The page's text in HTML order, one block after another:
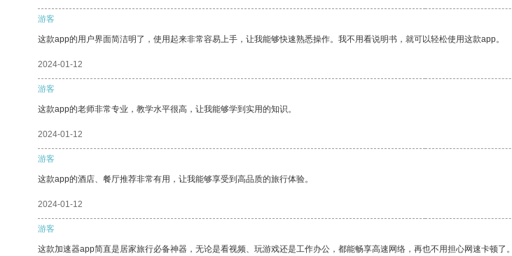
游客
这款app的用户界面简洁明了，使用起来非常容易上手，让我能够快速熟悉操作。我不用看说明书，就可以轻松使用这款app。
2024-01-12
游客
这款app的老师非常专业，教学水平很高，让我能够学到实用的知识。
2024-01-12
游客
这款app的酒店、餐厅推荐非常有用，让我能够享受到高品质的旅行体验。
2024-01-12
游客
这款加速器app简直是居家旅行必备神器，无论是看视频、玩游戏还是工作办公，都能畅享高速网络，再也不用担心网速卡顿